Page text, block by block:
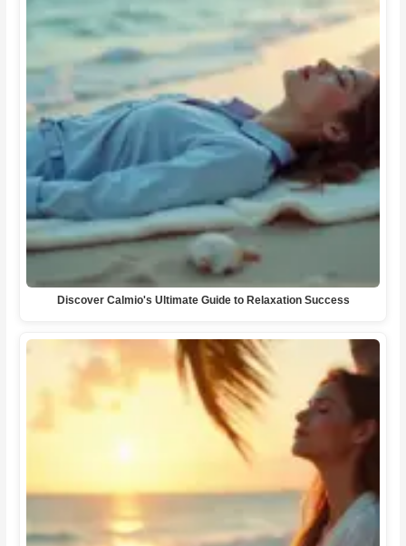
Discover Calmio's Ultimate Guide to Relaxation Success